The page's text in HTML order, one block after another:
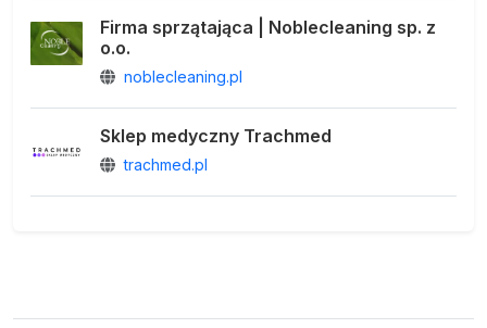
Firma sprzątająca | Noblecleaning sp. z
o.o.
noblecleaning.pl
Sklep medyczny Trachmed
trachmed.pl